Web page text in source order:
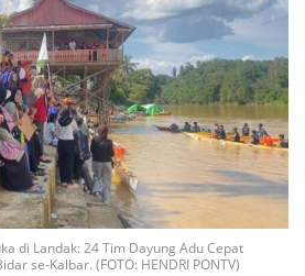
di Landak: 24 Tim Dayung Adu Cepat
se-Kalbar. (FOTO: HENDRI PONTV)